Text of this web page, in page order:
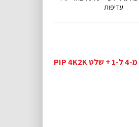
בורר HDMI מ-4 ל-1 + שלט PIP 4K2K